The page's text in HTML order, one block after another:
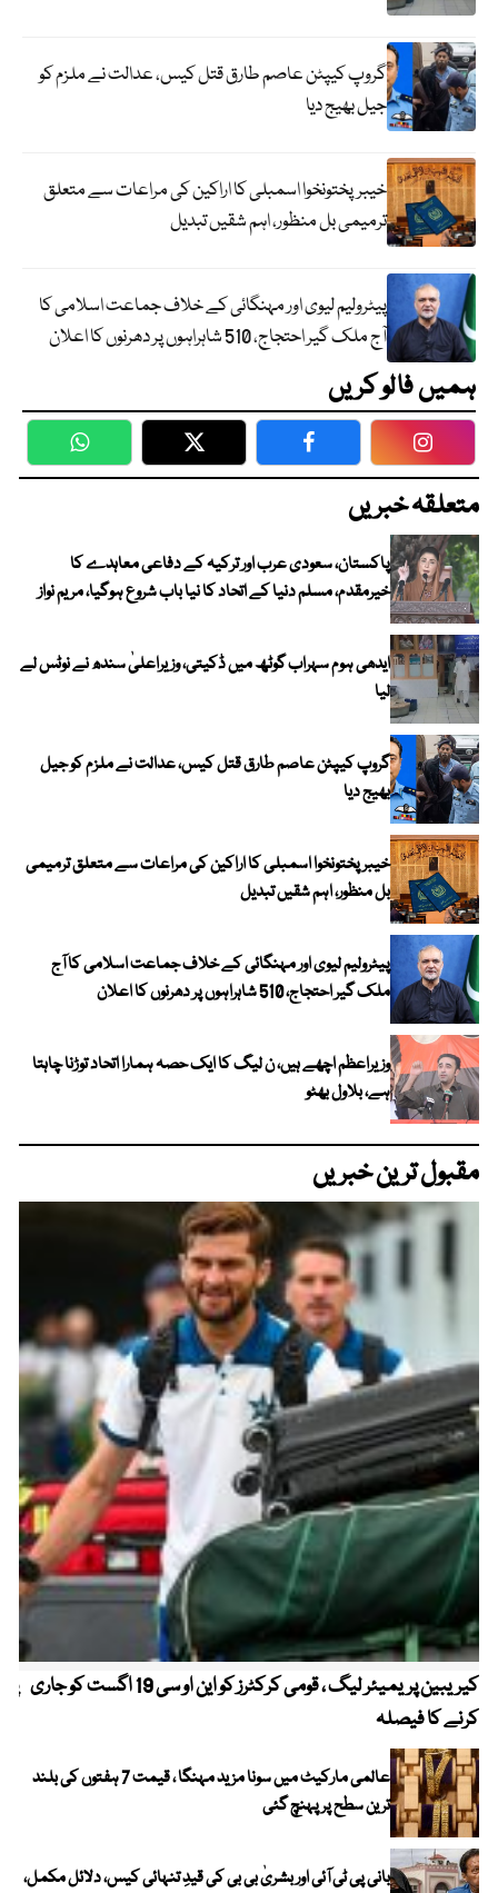
گروپ کیپٹن عاصم طارق قتل کیس، عدالت نے ملزم کو
جیل بھیج دیا
خیبرپختونخوا اسمبلی کا اراکین کی مراعات سے متعلق
ترمیمی بل منظور، اہم شقیں تبدیل
پیٹرولیم لیوی اور مہنگائی کے خلاف جماعت اسلامی کا
آج ملک گیر احتجاج، 510 شاہراہوں پر دھرنوں کا اعلان
ہمیں فالو کریں
WhatsApp Twitter Facebook
متعلقہ خبریں
پاکستان، سعودی عرب اور ترکیہ کے دفاعی معاہدے کا
خیرمقدم، مسلم دنیا کے اتحاد کا نیا باب شروع ہوگیا، مریم نواز
ایدھی ہوم سہراب گوٹھ میں ڈکیتی، وزیراعلیٰ سندھ نے نوٹس لے
لیا
گروپ کیپٹن عاصم طارق قتل کیس، عدالت نے ملزم کو جیل
بھیج دیا
خیبرپختونخوا اسمبلی کا اراکین کی مراعات سے متعلق ترمیمی
بل منظور، اہم شقیں تبدیل
پیٹرولیم لیوی اور مہنگائی کے خلاف جماعت اسلامی کا آج
ملک گیر احتجاج، 510 شاہراہوں پر دھرنوں کا اعلان
وزیراعظم اچھے ہیں، ن لیگ کا ایک حصہ ہمارا اتحاد توڑنا چاہتا
ہے، بلاول بھٹو
مقبول ترین خبریں
کیریبین پریمیئر لیگ ، قومی کرکٹرز کو این او سی 19 اگست کو جاری
کرنے کا فیصلہ
عالمی مارکیٹ میں سونا مزید مہنگا ، قیمت 7 ہفتوں کی بلند
ترین سطح پر پہنچ گئی
بانی پی ٹی آئی اور بشریٰ بی بی کی قیدِ تنہائی کیس، دلائل مکمل،